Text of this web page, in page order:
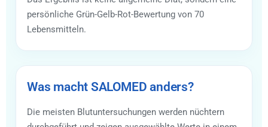
persönliche Grün-Gelb-Rot-Bewertung von 70
Lebensmitteln.
Was macht SALOMED anders?
Die meisten Blutuntersuchungen werden nüchtern